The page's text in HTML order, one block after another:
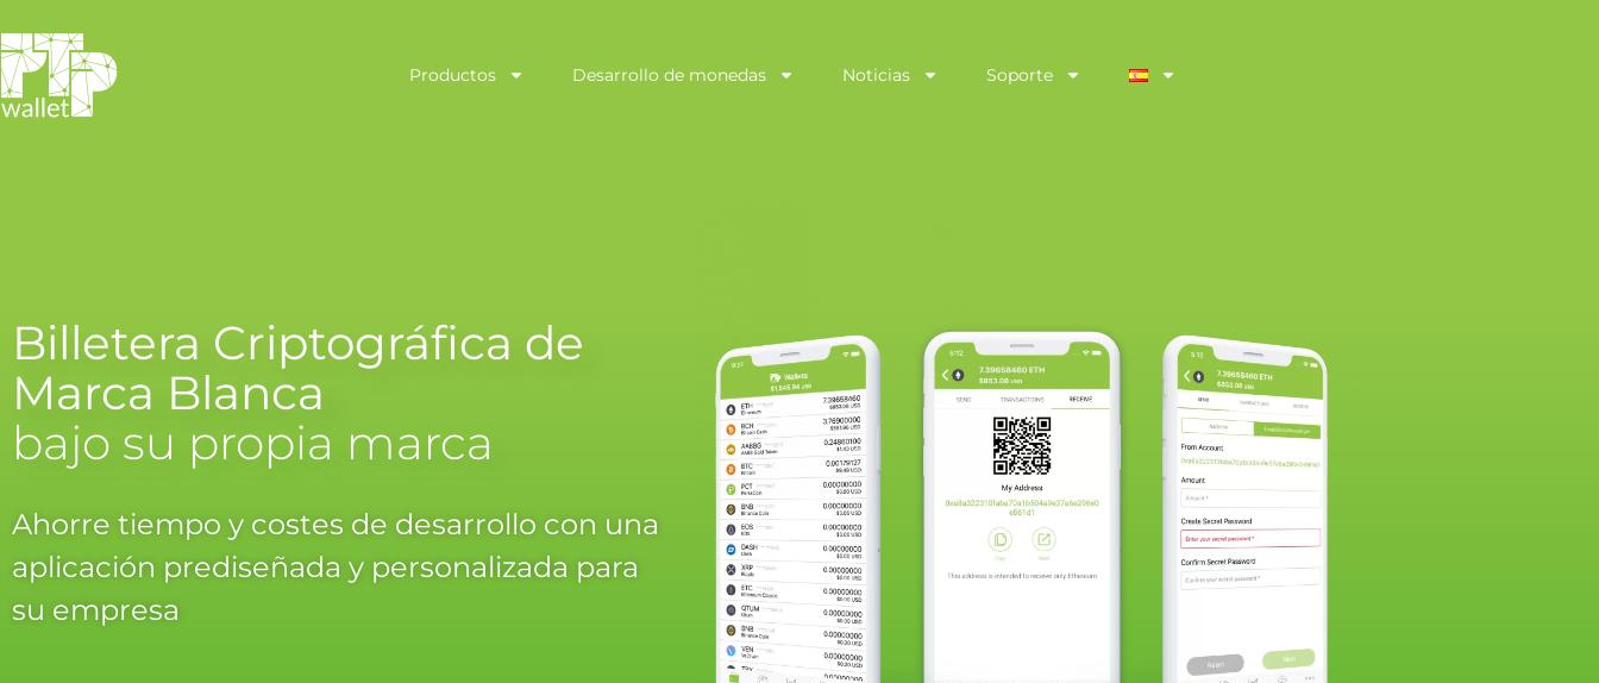
Productos Desarrollo de monedas Noticias Soporte
Billetera Criptográfica de
Marca Blanca
bajo su propia marca
Ahorre tiempo y costes de desarrollo con una
aplicación prediseñada y personalizada para
su empresa